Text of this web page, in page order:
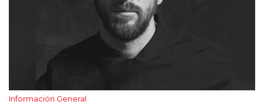
Información General